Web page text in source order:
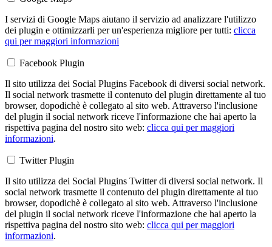
I servizi di Google Maps aiutano il servizio ad analizzare l'utilizzo
dei plugin e ottimizzarli per un'esperienza migliore per tutti: clicca
qui per maggiori informazioni
Facebook Plugin
Il sito utilizza dei Social Plugins Facebook di diversi social network.
Il social network trasmette il contenuto del plugin direttamente al tuo
browser, dopodichè è collegato al sito web. Attraverso l'inclusione
del plugin il social network riceve l'informazione che hai aperto la
rispettiva pagina del nostro sito web: clicca qui per maggiori
informazioni.
Twitter Plugin
Il sito utilizza dei Social Plugins Twitter di diversi social network. Il
social network trasmette il contenuto del plugin direttamente al tuo
browser, dopodichè è collegato al sito web. Attraverso l'inclusione
del plugin il social network riceve l'informazione che hai aperto la
rispettiva pagina del nostro sito web: clicca qui per maggiori
informazioni.